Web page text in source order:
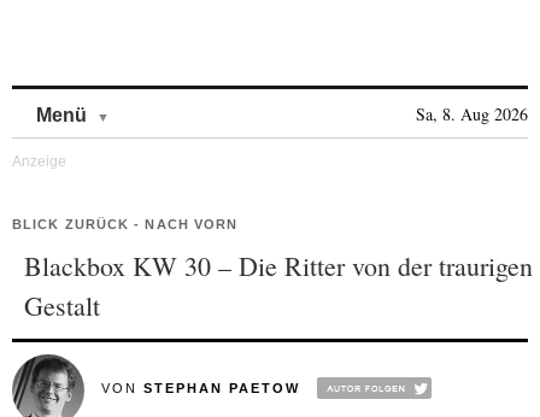
Menü Sa, 8. Aug 2026
BLICK ZURÜCK - NACH VORN
Blackbox KW 30 – Die Ritter von der traurigen
Gestalt
VON STEPHAN PAETOW